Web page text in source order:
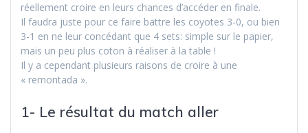
réellement croire en leurs chances d’accéder en finale.
Il faudra juste pour ce faire battre les coyotes 3-0, ou bien
3-1 en ne leur concédant que 4 sets: simple sur le papier,
mais un peu plus coton à réaliser à la table !
Il y a cependant plusieurs raisons de croire à une
« remontada ».
1- Le résultat du match aller